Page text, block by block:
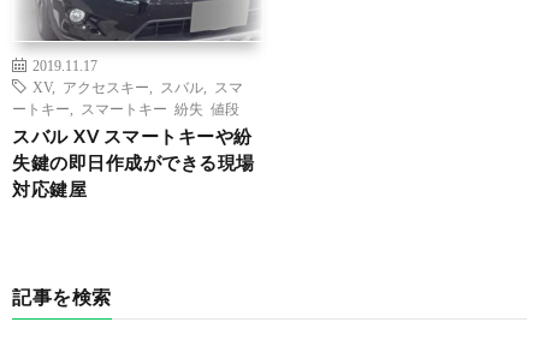
2019.11.17
XV, アクセスキー スバル
スマ
ートキー
スマートキー 紛失 値段
スバル XV スマートキーや紛
失鍵の即日作成ができる現場
対応鍵屋
記事を検索